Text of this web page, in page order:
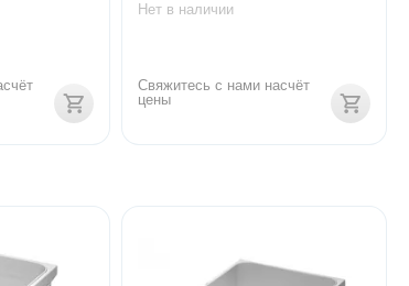
Нет в наличии
Свяжитесь с нами насчёт
цены